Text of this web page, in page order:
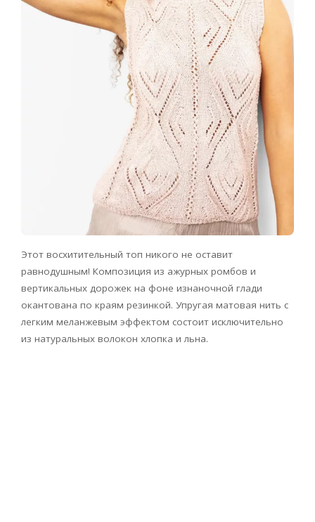
Этот восхитительный топ никого не оставит
равнодушным! Композиция из ажурных ромбов и
вертикальных дорожек на фоне изнаночной глади
окантована по краям резинкой. Упругая матовая нить с
легким меланжевым эффектом состоит исключительно
из натуральных волокон хлопка и льна.